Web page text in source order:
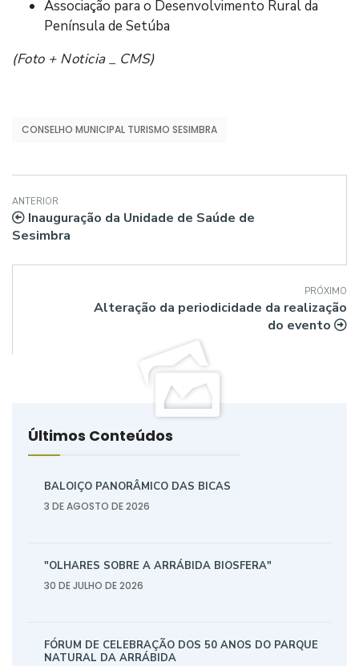
Associação para o Desenvolvimento Rural da
Península de Setúba
(Foto + Noticia _ CMS)
CONSELHO MUNICIPAL TURISMO SESIMBRA
ANTERIOR
Inauguração da Unidade de Saúde de
Sesimbra
PRÓXIMO
Alteração da periodicidade da realização
do evento
Últimos Conteúdos
BALOIÇO PANORÂMICO DAS BICAS
3 DE AGOSTO DE 2026
"OLHARES SOBRE A ARRÁBIDA BIOSFERA"
30 DE JULHO DE 2026
FÓRUM DE CELEBRAÇÃO DOS 50 ANOS DO PARQUE
NATURAL DA ARRÁBIDA